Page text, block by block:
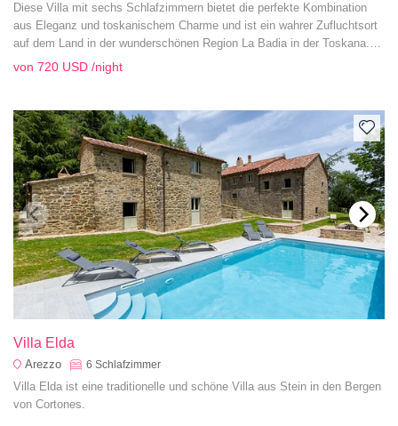
Diese Villa mit sechs Schlafzimmern bietet die perfekte Kombination
aus Eleganz und toskanischem Charme und ist ein wahrer Zufluchtsort
auf dem Land in der wunderschönen Region La Badia in der Toskana.
Mulino bedeutet auf Italienisch Mühle und dieser rustikale Charmeur war
von 720 USD /night
Villa Elda
Arezzo 6 Schlafzimmer
Villa Elda ist eine traditionelle und schöne Villa aus Stein in den Bergen
von Cortones.